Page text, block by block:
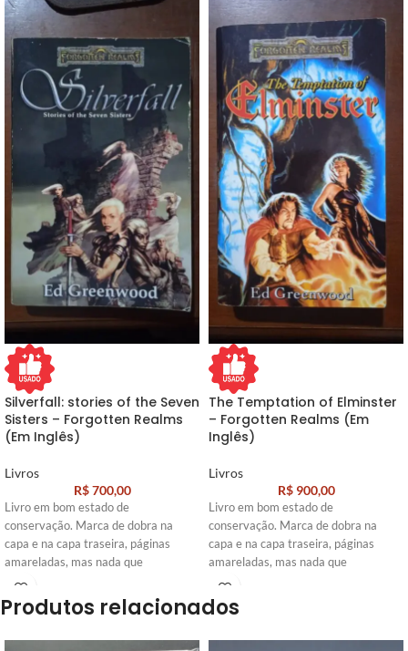
Silverfall: stories of the Seven
Sisters – Forgotten Realms
(Em Inglês)
Livros
R$700,00
Livro em bom estado de
conservação. Marca de dobra na
capa e na capa traseira, páginas
amareladas, mas nada que
The Temptation of Elminster
– Forgotten Realms (Em
Inglês)
Livros
R$900,00
Livro em bom estado de
conservação. Marca de dobra na
capa e na capa traseira, páginas
amareladas, mas nada que
Produtos relacionados